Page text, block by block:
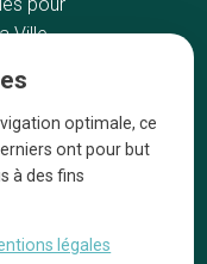
Ville
de nous
optimale, ce
ont pour but
à des fins
légales